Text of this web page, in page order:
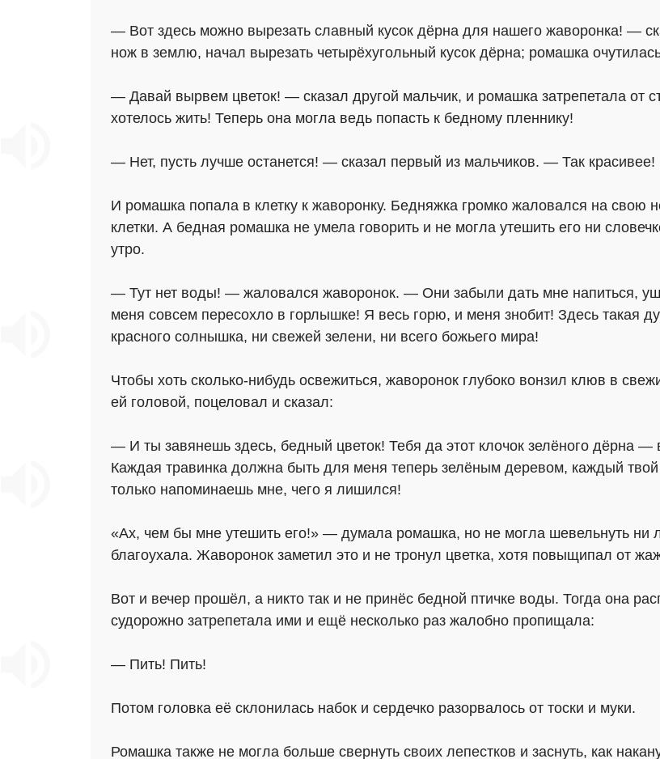
— Вот здесь можно вырезать славный кусок дёрна для нашего жаворонка! —
нож в землю, начал вырезать четырёхугольный кусок дёрна; ромашка
— Давай вырвем цветок! — сказал другой мальчик, и ромашка затрепетала от
хотелось жить! Теперь она могла ведь попасть к бедному пленнику!
— Нет, пусть лучше останется! — сказал первый из мальчиков. — Так красивее!
И ромашка попала в клетку к жаворонку. Бедняжка громко жаловался на свою
клетки. А бедная ромашка не умела говорить и не могла утешить его ни
утро.
— Тут нет воды! — жаловался жаворонок. — Они забыли дать мне напиться,
меня совсем пересохло в горлышке! Я весь горю, и меня знобит! Здесь такая
красного солнышка, ни свежей зелени, ни всего божьего мира!
Чтобы хоть сколько-нибудь освежиться, жаворонок глубоко вонзил клюв в
ей головой, поцеловал и сказал:
— И ты завянешь здесь, бедный цветок! Тебя да этот клочок зелёного дёрна —
Каждая травинка должна быть для меня теперь зелёным деревом, каждый
только напоминаешь мне, чего я лишился!
«Ах, чем бы мне утешить его!» — думала ромашка, но не могла шевельнуть ни
благоухала. Жаворонок заметил это и не тронул цветка, хотя повыщипал от
Вот и вечер прошёл, а никто так и не принёс бедной птичке воды. Тогда она
судорожно затрепетала ими и ещё несколько раз жалобно пропищала:
— Пить! Пить!
Потом головка её склонилась набок и сердечко разорвалось от тоски и муки.
Ромашка также не могла больше свернуть своих лепестков и заснуть, как